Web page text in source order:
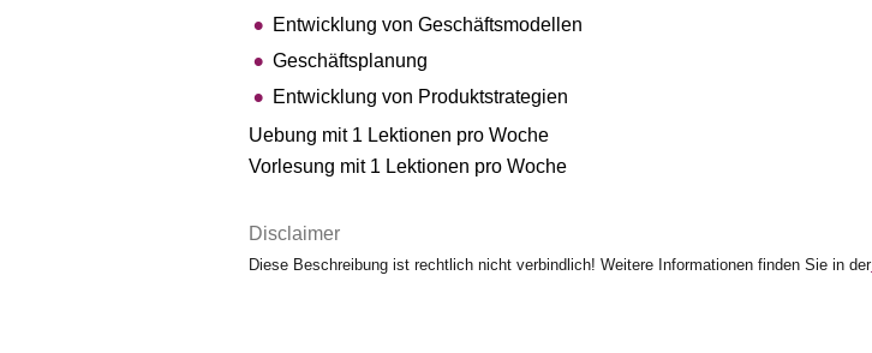
Entwicklung von Geschäftsmodellen
Geschäftsplanung
Entwicklung von Produktstrategien
Uebung mit 1 Lektionen pro Woche
Vorlesung mit 1 Lektionen pro Woche
Disclaimer
Diese Beschreibung ist rechtlich nicht verbindlich! Weitere Informationen finden Sie in der